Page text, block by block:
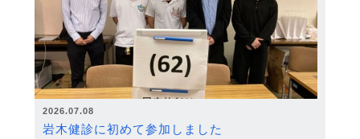
2026.07.08
岩木健診に初めて参加しました